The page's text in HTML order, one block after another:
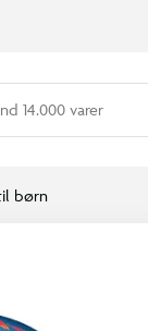
14.000 varer
børn